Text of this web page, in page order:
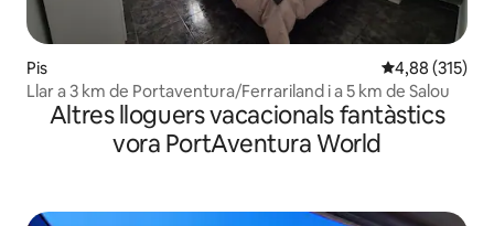
Pis 4,88 de
4,88 (315)
Llar a 3 km de Portaventura/Ferrariland i a 5 km de Salou
Altres lloguers vacacionals fantàstics
vora PortAventura World